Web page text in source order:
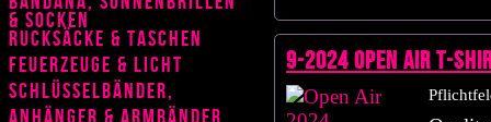
& Socken
Rucksäcke & Taschen
Feuerzeuge & Licht
Schlüsselbänder,
Anhänger & Armbänder
9-2024 OPEN AIR T-